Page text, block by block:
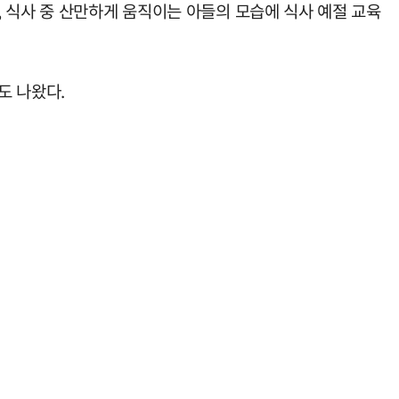
사 중 산만하게 움직이는 아들의 모습에 식사 예절 교육
나왔다.